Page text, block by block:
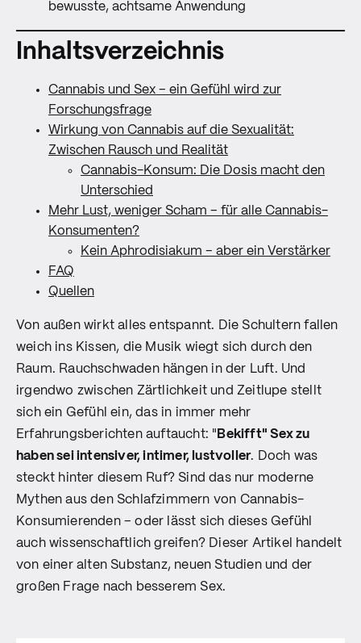
bewusste, achtsame Anwendung
Inhaltsverzeichnis
Cannabis und Sex – ein Gefühl wird zur
Forschungsfrage
Wirkung von Cannabis auf die Sexualität:
Zwischen Rausch und Realität
Cannabis-Konsum: Die Dosis macht den
Unterschied
Mehr Lust, weniger Scham – für alle Cannabis-
Konsumenten?
Kein Aphrodisiakum – aber ein Verstärker
FAQ
Quellen
Von außen wirkt alles entspannt. Die Schultern fallen
weich ins Kissen, die Musik wiegt sich durch den
Raum. Rauchschwaden hängen in der Luft. Und
irgendwo zwischen Zärtlichkeit und Zeitlupe stellt
sich ein Gefühl ein, das in immer mehr
Erfahrungsberichten auftaucht: " Bekifft" Sex zu
haben sei intensiver, intimer, lustvoller. Doch was
steckt hinter diesem Ruf? Sind das nur moderne
Mythen aus den Schlafzimmern von Cannabis-
Konsumierenden – oder lässt sich dieses Gefühl
auch wissenschaftlich greifen? Dieser Artikel handelt
von einer alten Substanz, neuen Studien und der
großen Frage nach besserem Sex.